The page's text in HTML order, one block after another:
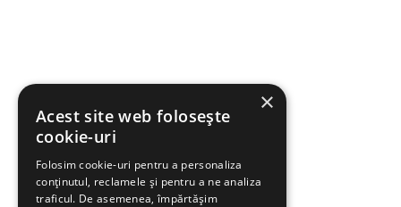
×
Acest site web folosește
cookie-uri
Folosim cookie-uri pentru a personaliza
conținutul, reclamele și pentru a ne analiza
traficul. De asemenea, împărtășim